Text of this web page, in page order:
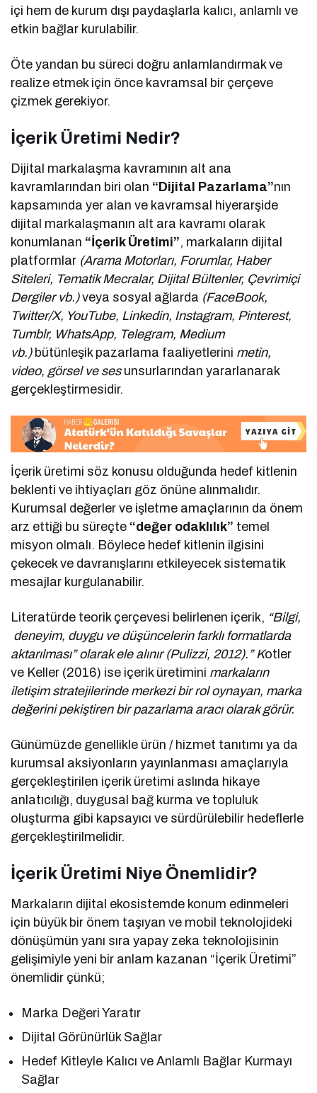
içi hem de kurum dışı paydaşlarla kalıcı, anlamlı ve
etkin bağlar kurulabilir.
Öte yandan bu süreci doğru anlamlandırmak ve
realize etmek için önce kavramsal bir çerçeve
çizmek gerekiyor.
İçerik Üretimi Nedir?
Dijital markalaşma kavramının alt ana
kavramlarından biri olan “Dijital Pazarlama”nın
kapsamında yer alan ve kavramsal hiyerarşide
dijital markalaşmanın alt ara kavramı olarak
konumlanan “İçerik Üretimi”, markaların dijital
platformlar (Arama Motorları, Forumlar, Haber
Siteleri, Tematik Mecralar, Dijital Bültenler, Çevrimiçi
Dergiler vb.)veya sosyal ağlarda (FaceBook,
Twitter/X, YouTube, Linkedin, Instagram, Pinterest,
Tumblr, WhatsApp, Telegram, Medium
vb.) bütünleşik pazarlama faaliyetlerini metin,
video, görsel ve ses unsurlarından yararlanarak
gerçekleştirmesidir.
İçerik üretimi söz konusu olduğunda hedef kitlenin
beklenti ve ihtiyaçları göz önüne alınmalıdır.
Kurumsal değerler ve işletme amaçlarının da önem
arz ettiği bu süreçte “değer odaklılık” temel
misyon olmalı. Böylece hedef kitlenin ilgisini
çekecek ve davranışlarını etkileyecek sistematik
mesajlar kurgulanabilir.
Literatürde teorik çerçevesi belirlenen içerik, “Bilgi,
deneyim, duygu ve düşüncelerin farklı formatlarda
aktarılması” olarak ele alınır (Pulizzi, 2012).” Kotler
ve Keller (2016) ise içerik üretimini markaların
iletişim stratejilerinde merkezi bir rol oynayan, marka
değerini pekiştiren bir pazarlama aracı olarak görür.
Günümüzde genellikle ürün / hizmet tanıtımı ya da
kurumsal aksiyonların yayınlanması amaçlarıyla
gerçekleştirilen içerik üretimi aslında hikaye
anlatıcılığı, duygusal bağ kurma ve topluluk
oluşturma gibi kapsayıcı ve sürdürülebilir hedeflerle
gerçekleştirilmelidir.
İçerik Üretimi Niye Önemlidir?
Markaların dijital ekosistemde konum edinmeleri
için büyük bir önem taşıyan ve mobil teknolojideki
dönüşümün yanı sıra yapay zeka teknolojisinin
gelişimiyle yeni bir anlam kazanan “İçerik Üretimi”
önemlidir çünkü;
Marka Değeri Yaratır
Dijital Görünürlük Sağlar
Hedef Kitleyle Kalıcı ve Anlamlı Bağlar Kurmayı
Sağlar